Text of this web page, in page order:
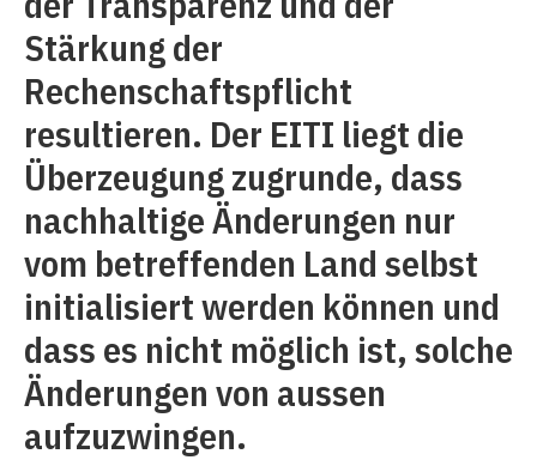
Stärkung der
Rechenschaftspflicht
resultieren. Der EITI liegt die
Überzeugung zugrunde, dass
nachhaltige Änderungen nur
vom betreffenden Land selbst
initialisiert werden können und
dass es nicht möglich ist, solche
Änderungen von aussen
aufzuzwingen.